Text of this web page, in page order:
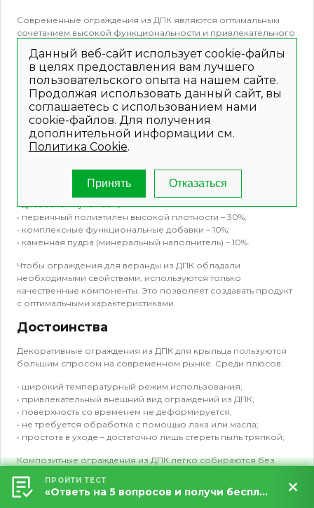
Современные ограждения из ДПКявляются оптимальным
сочетанием высокой функциональности и привлекательного
внешнего вида. Используемый материал обладает особыми
свойствами, которые делают решение долговечным и
доступным для каждого. Цены на террасные ограждения из
ДПК приятно удивят покупателей.
Особенности ограждений ДПК
Ограждения из композитного материала объединяют в себе
все положительные качества полимеров и древесины. В
счет высокой пластичности полимерного состава. Материал
террасных ограждений из ДПК состоит из таких компонентов:
• древесная мука – 50%;
• первичный полиэтилен высокой плотности – 30%;
• комплексные функциональные добавки – 10%;
• каменная пудра (минеральный наполнитель) – 10%.
Чтобы ограждения для веранды из ДПК обладали
необходимыми свойствами, используются только
качественные компоненты. Это позволяет создавать продукт
с оптимальными характеристиками.
Достоинства
Декоративные ограждения из ДПК для крыльца пользуются
большим спросом на современном рынке. Среди плюсов:
• широкий температурный режим использования;
• привлекательный внешний вид ограждений из ДПК;
• поверхность со временем не деформируется;
• не требуется обработка с помощью лака или масла;
• простота в уходе – достаточно лишь стереть пыль тряпкой;
Композитные ограждения из ДПК легко собираются без
Сферы применения
Данный веб-сайт использует cookie-файлы
в целях предоставления вам лучшего
пользовательского опыта на нашем сайте.
Продолжая использовать данный сайт, вы
соглашаетесь с использованием нами
cookie-файлов. Для получения
дополнительной информации см.
Политика Cookie.
Принять Отказаться
ПРОЙТИ ТЕСТ
«Ответь на 5 вопросов и получи бесплатный расчет террасы за 5 минут!»